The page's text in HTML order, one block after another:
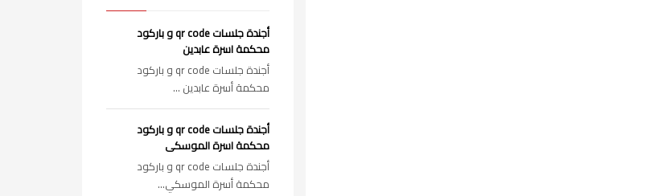
أجندة جلسات qr code و باركود
محكمة اسرة عابدين
أجندة جلسات qr code و باركود
محكمة أسرة عابدين ...
أجندة جلسات qr code و باركود
محكمة اسرة الموسكى
أجندة جلسات qr code و باركود
محكمة أسرة الموسكي...